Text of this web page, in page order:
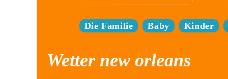
Die Familie Baby Kinder
Wetter new orleans